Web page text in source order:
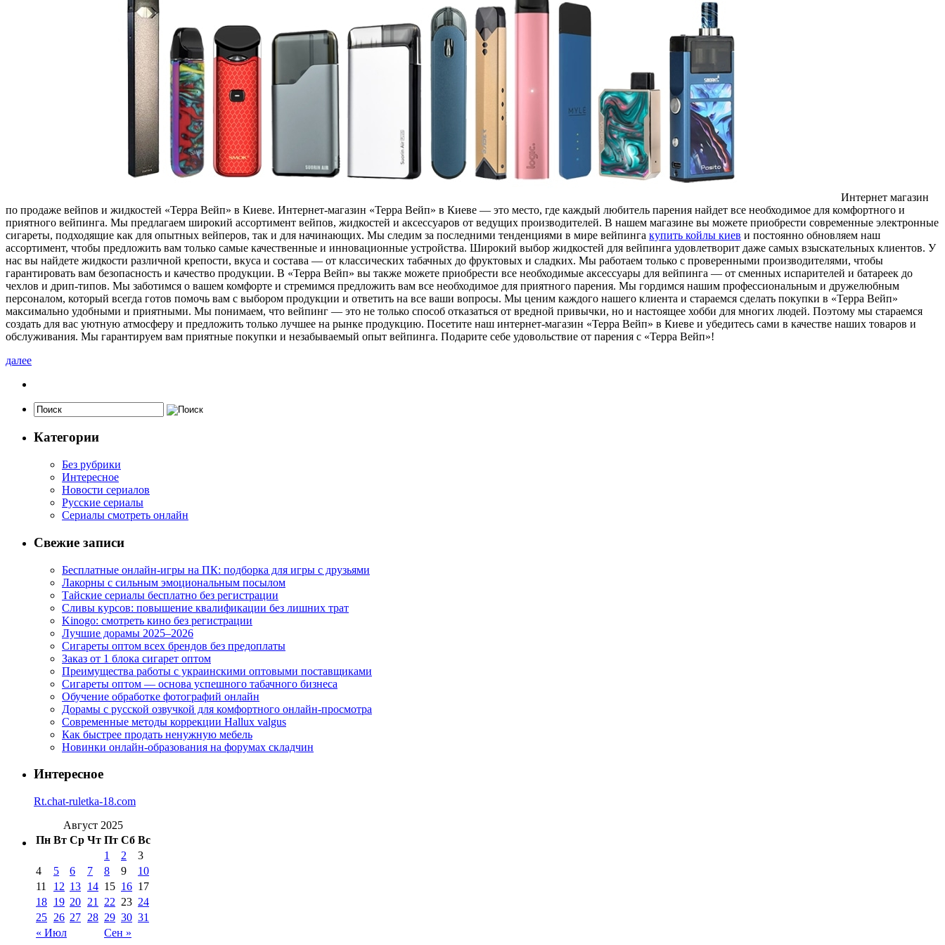
Интeрнeт мaгaзин
пo продаже вейпов и жидкостей «Терра Вейп» в Киеве. Интернет-магазин «Терра Вейп» в Киеве — это место, где каждый любитель парения найдет все необходимое для комфортного и
приятного вейпинга. Мы предлагаем широкий ассортимент вейпов, жидкостей и аксессуаров от ведущих производителей. В нашем магазине вы можете приобрести современные электронные
сигареты, подходящие как для опытных вейперов, так и для начинающих. Мы следим за последними тенденциями в мире вейпинга купить койлы киев и постоянно обновляем наш
ассортимент, чтобы предложить вам только самые качественные и инновационные устройства. Широкий выбор жидкостей для вейпинга удовлетворит даже самых взыскательных клиентов. У
нас вы найдете жидкости различной крепости, вкуса и состава — от классических табачных до фруктовых и сладких. Мы работаем только с проверенными производителями, чтобы
гарантировать вам безопасность и качество продукции. В «Терра Вейп» вы также можете приобрести все необходимые аксессуары для вейпинга — от сменных испарителей и батареек до
чехлов и дрип-типов. Мы заботимся о вашем комфорте и стремимся предложить вам все необходимое для приятного парения. Мы гордимся нашим профессиональным и дружелюбным
персоналом, который всегда готов помочь вам с выбором продукции и ответить на все ваши вопросы. Мы ценим каждого нашего клиента и стараемся сделать покупки в «Терра Вейп»
максимально удобными и приятными. Мы понимаем, что вейпинг — это не только способ отказаться от вредной привычки, но и настоящее хобби для многих людей. Поэтому мы стараемся
создать для вас уютную атмосферу и предложить только лучшее на рынке продукцию. Посетите наш интернет-магазин «Терра Вейп» в Киеве и убедитесь сами в качестве наших товаров и
обслуживания. Мы гарантируем вам приятные покупки и незабываемый опыт вейпинга. Подарите себе удовольствие от парения с «Терра Вейп»!
далее
Категории
Без рубрики
Интересное
Новости сериалов
Русские сериалы
Сериалы смотреть онлайн
Свежие записи
Бесплатные онлайн-игры на ПК: подборка для игры с друзьями
Лакорны с сильным эмоциональным посылом
Тайские сериалы бесплатно без регистрации
Сливы курсов: повышение квалификации без лишних трат
Kinogo: смотреть кино без регистрации
Лучшие дорамы 2025–2026
Сигареты оптом всех брендов без предоплаты
Заказ от 1 блока сигарет оптом
Преимущества работы с украинскими оптовыми поставщиками
Сигареты оптом — основа успешного табачного бизнеса
Обучение обработке фотографий онлайн
Дорамы с русской озвучкой для комфортного онлайн-просмотра
Современные методы коррекции Hallux valgus
Как быстрее продать ненужную мебель
Новинки онлайн-образования на форумах складчин
Интересное
Rt.chat-ruletka-18.com
Август 2025
Пн Вт Ср Чт Пт Сб Вс
« Июл Сен »
1 2
3
4
5 6 7 8 9
10
11
12 13 14 15 16 17
18 19 20 21 22 23 24
25 26 27 28 29 30 31